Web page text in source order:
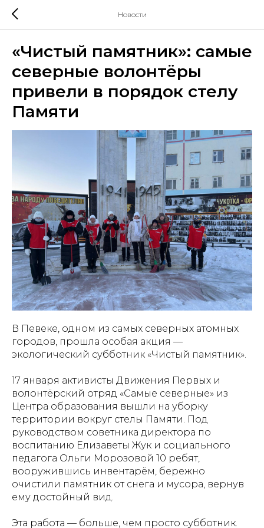
Новости
«Чистый памятник»: самые
северные волонтёры
привели в порядок стелу
Памяти
В Певеке, одном из самых северных атомных
городов, прошла особая акция —
экологический субботник «Чистый памятник».
17 января активисты Движения Первых и
волонтёрский отряд «Самые северные» из
Центра образования вышли на уборку
территории вокруг стелы Памяти. Под
руководством советника директора по
воспитанию Елизаветы Жук и социального
педагога Ольги Морозовой 10 ребят,
вооружившись инвентарём, бережно
очистили памятник от снега и мусора, вернув
ему достойный вид.
Эта работа — больше, чем просто субботник.